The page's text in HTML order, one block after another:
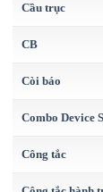
Cầu trục
CB
Còi báo
Combo Device
Công tắc